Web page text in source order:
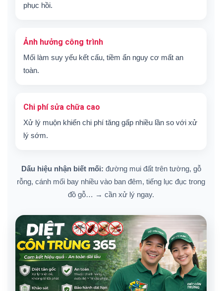
phục hồi.
Ảnh hưởng công trình
Mối làm suy yếu kết cấu, tiềm ẩn nguy cơ mất an
toàn.
Chi phí sửa chữa cao
Xử lý muộn khiến chi phí tăng gấp nhiều lần so với xử
lý sớm.
Dấu hiệu nhận biết mối: đường mui đất trên tường, gỗ
rỗng, cánh mối bay nhiều vào ban đêm, tiếng lục đục trong
đồ gỗ… → cần xử lý ngay.